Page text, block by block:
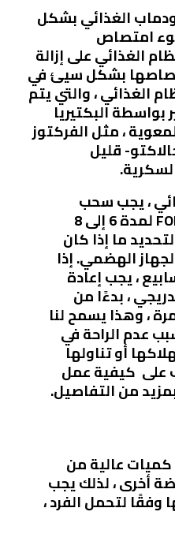
الغذائي بشكل
امتصاص
الغذائي على إزالة
بشكل سيئ في
الغذائي ، والتي يتم
البكتيريا
، مثل الفركتوز
قليل
، يجب سحب
الأطعمة الغنية بـ FODMAP لمدة 6 إلى 8
ما إذا كان
الهضمي. إذا
الأعراض بعد 8 أسابيع ، يجب إعادة
، بدءًا من
، وهذا يسمح لنا
عدم الراحة في
أو تناولها
على كيفية عمل
عالية من
أخرى ، لذلكيجب
وفقًا لتحمل الفرد،